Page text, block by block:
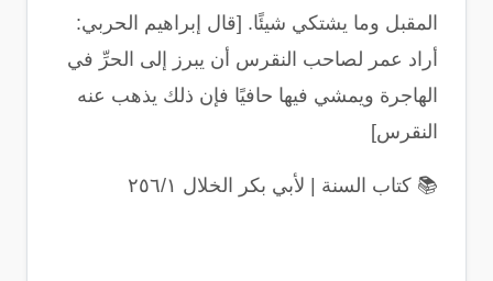
المقبل وما يشتكي شيئًا. [قال إبراهيم الحربي:
أراد عمر لصاحب النقرس أن يبرز إلى الحرِّ في
الهاجرة ويمشي فيها حافيًا فإن ذلك يذهب عنه
النقرس]
📚 كتاب السنة | لأبي بكر الخلال ٢٥٦/١